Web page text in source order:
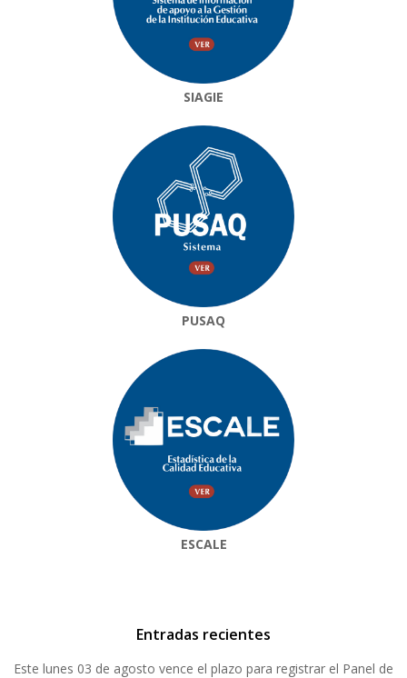
SIAGIE
PUSAQ
ESCALE
Entradas recientes
Este lunes 03 de agosto vence el plazo para registrar el Panel de